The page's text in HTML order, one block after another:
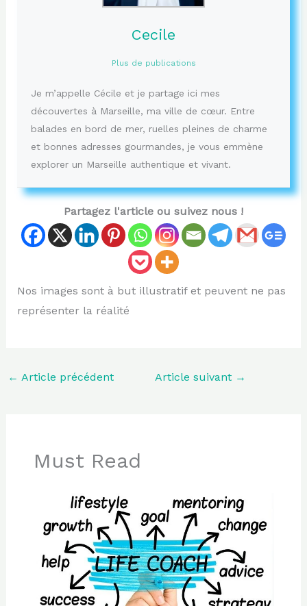
Cecile
Plus de publications
Je m’appelle Cécile et je partage ici mes
découvertes à Marseille, ma ville de cœur. Entre
balades en bord de mer, ruelles pleines de charme
et bonnes adresses gourmandes, je vous emmène
explorer un Marseille authentique et vivant.
Partagez l'article ou suivez nous !
Nos images sont à but illustratif et peuvent ne pas
représenter la réalité
← Article précédent Article suivant →
Must Read